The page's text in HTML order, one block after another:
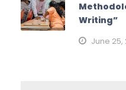
Writing”
June 25,